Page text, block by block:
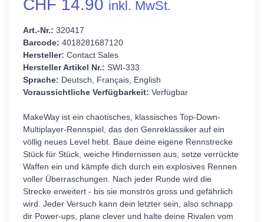
CHF 14.90 inkl. MwSt.
Art.-Nr.: 320417
Barcode: 4018281687120
Hersteller: Contact Sales
Hersteller Artikel Nr.: SWI-333
Sprache: Deutsch, Français, English
Voraussichtliche Verfügbarkeit: Verfügbar
MakeWay ist ein chaotisches, klassisches Top-Down-
Multiplayer-Rennspiel, das den Genreklassiker auf ein
völlig neues Level hebt. Baue deine eigene Rennstrecke
Stück für Stück, weiche Hindernissen aus, setze verrückte
Waffen ein und kämpfe dich durch ein explosives Rennen
voller Überraschungen. Nach jeder Runde wird die
Strecke erweitert - bis sie monströs gross und gefährlich
wird. Jeder Versuch kann dein letzter sein, also schnapp
dir Power-ups, plane clever und halte deine Rivalen vom